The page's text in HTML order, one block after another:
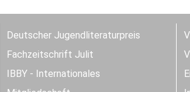
Deutscher Jugendliteraturpreis
Fachzeitschrift Julit
IBBY - Internationales